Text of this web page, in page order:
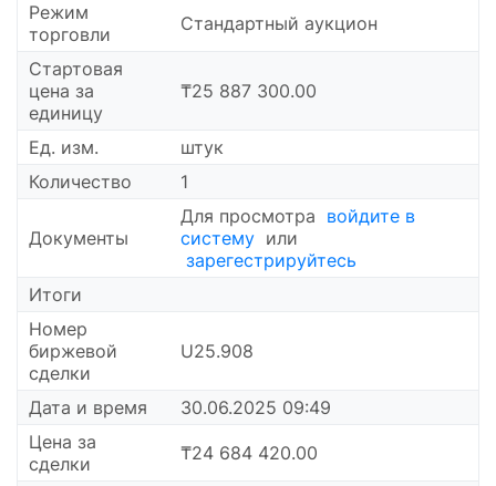
Режим
торговли
Стандартный аукцион
Cтартовая
цена за
единицу
₸25 887 300.00
Ед. изм.
штук
Количество
1
Документы
Для просмотра войдите в
систему или
зарегестрируйтесь
Итоги
Номер
биржевой
сделки
U25.908
Дата и время
30.06.2025 09:49
Цена за
сделки
₸24 684 420.00